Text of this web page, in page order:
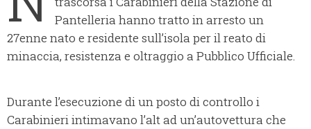
Pantelleria hanno tratto in arresto un
27enne nato e residente sull’isola per il reato di
minaccia, resistenza e oltraggio a Pubblico Ufficiale.
Durante l’esecuzione di un posto di controllo i
Carabinieri intimavano l’alt ad un’autovettura che